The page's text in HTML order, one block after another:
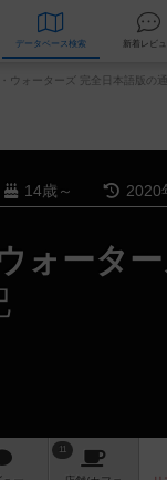
データベース 検索
ウォーターズ 完全日本語版の通
14歳～ 2020
ォータ
11